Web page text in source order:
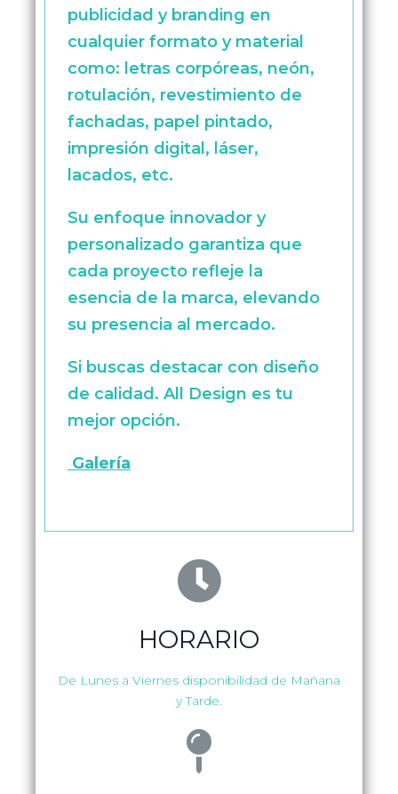
publicidad y branding en
cualquier formato y material
como: letras corpóreas, neón,
rotulación, revestimiento de
fachadas, papel pintado,
impresión digital, láser,
lacados, etc.
Su enfoque innovador y
personalizado garantiza que
cada proyecto refleje la
esencia de la marca, elevando
su presencia al mercado.
Si buscas destacar con diseño
de calidad. All Design es tu
mejor opción.
Galería
HORARIO
De Lunes a Viernes disponibilidad de Mañana
y Tarde.